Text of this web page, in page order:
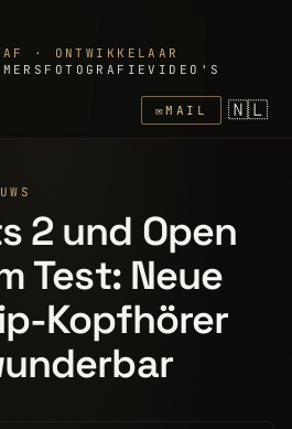
· ONTWIKKELAAR
FOTOGRAFIEVIDEO'S
✉MAIL 🇳🇱
2 und Open
Test: Neue
Kopfhörer